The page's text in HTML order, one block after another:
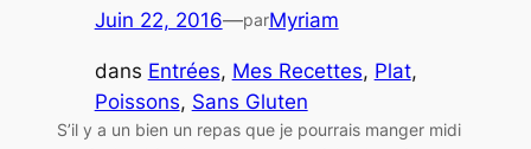
Juin 22, 2016—parMyriam
dans Entrées, Mes Recettes, Plat
Poissons, Sans Gluten
S’il y a un bien un repas que je pourrais manger midi